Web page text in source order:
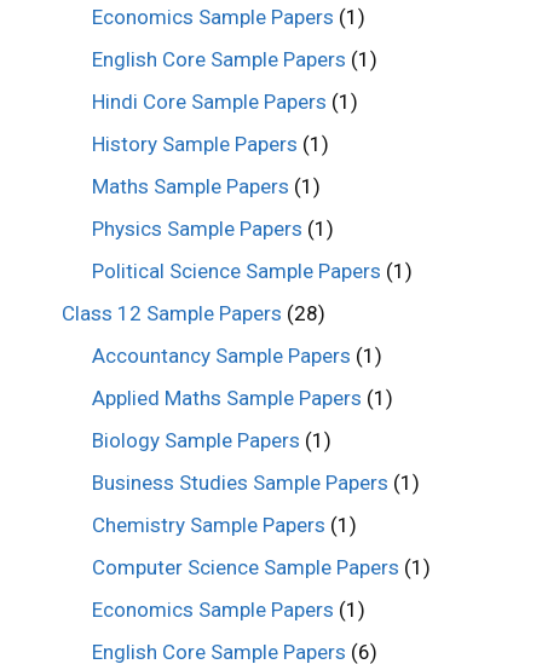
Economics Sample Papers (1)
English Core Sample Papers (1)
Hindi Core Sample Papers (1)
History Sample Papers (1)
Maths Sample Papers (1)
Physics Sample Papers (1)
Political Science Sample Papers (1)
Class 12 Sample Papers (28)
Accountancy Sample Papers (1)
Applied Maths Sample Papers (1)
Biology Sample Papers (1)
Business Studies Sample Papers (1)
Chemistry Sample Papers (1)
Computer Science Sample Papers (1)
Economics Sample Papers (1)
English Core Sample Papers (6)